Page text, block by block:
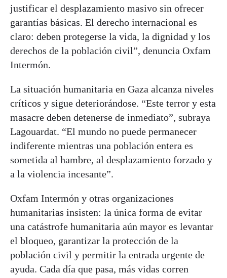
justificar el desplazamiento masivo sin ofrecer
garantías básicas. El derecho internacional es
claro: deben protegerse la vida, la dignidad y los
derechos de la población civil”, denuncia Oxfam
Intermón.
La situación humanitaria en Gaza alcanza niveles
críticos y sigue deteriorándose. “Este terror y esta
masacre deben detenerse de inmediato”, subraya
Lagouardat. “El mundo no puede permanecer
indiferente mientras una población entera es
sometida al hambre, al desplazamiento forzado y
a la violencia incesante”.
Oxfam Intermón y otras organizaciones
humanitarias insisten: la única forma de evitar
una catástrofe humanitaria aún mayor es levantar
el bloqueo, garantizar la protección de la
población civil y permitir la entrada urgente de
ayuda. Cada día que pasa, más vidas corren